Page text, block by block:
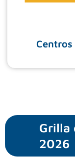
Centros
Grilla
2026